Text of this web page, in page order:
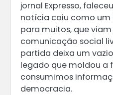
jornal Expresso,
notícia caiu como um
para muitos, que
comunicação social
partida deixa um
legado que moldou a
consumimos
democracia.